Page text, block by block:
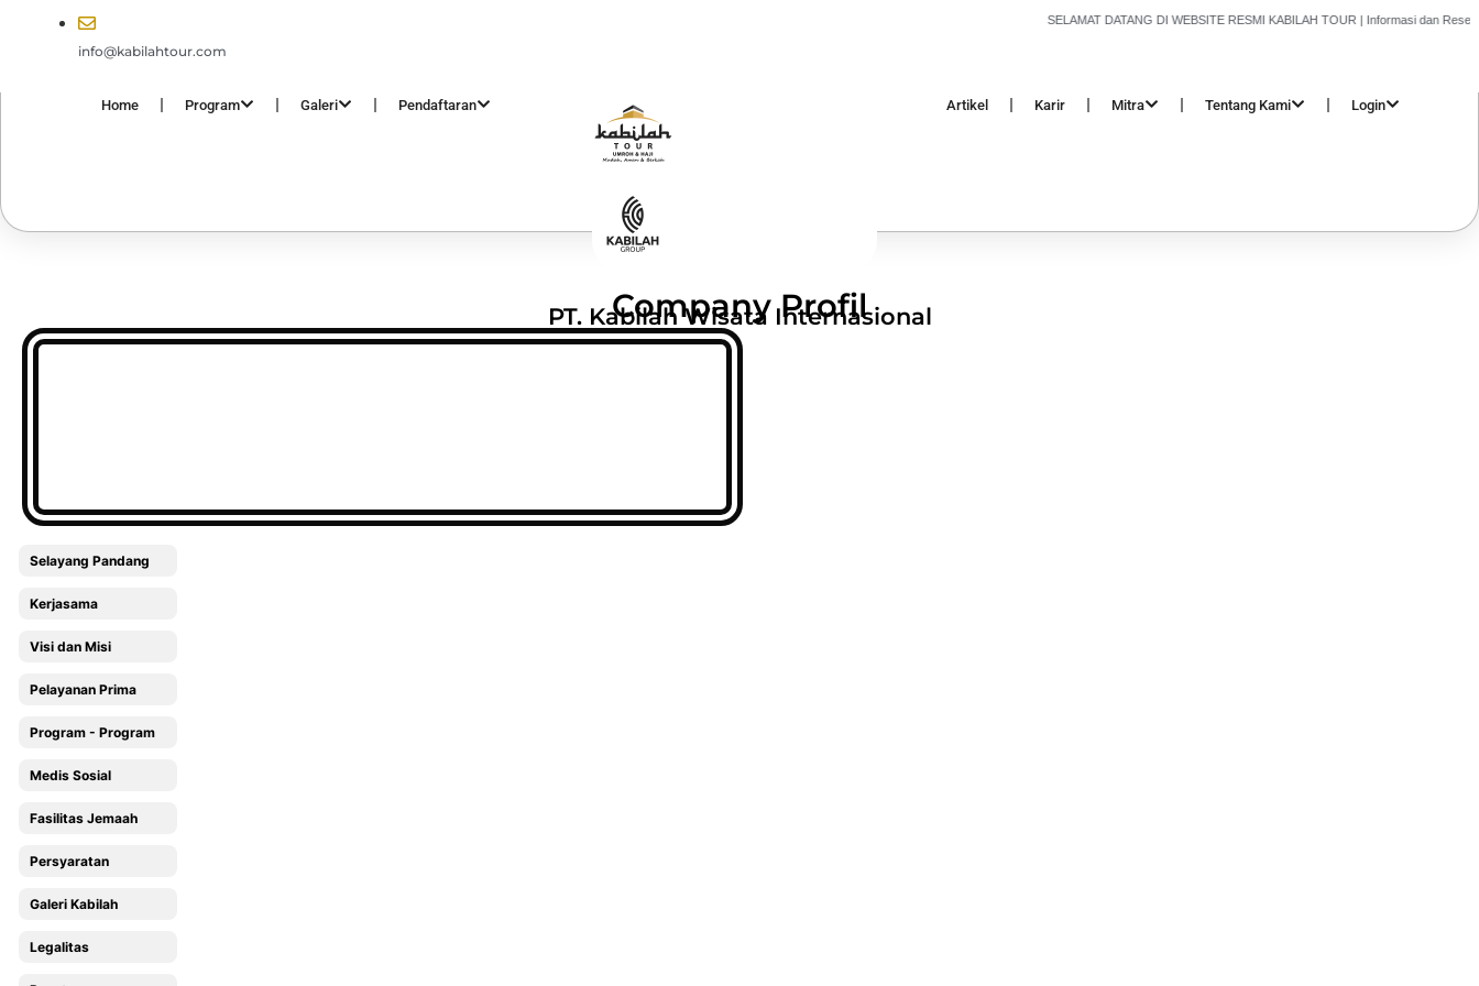
info@kabilahtour.com
SELAMAT DATANG DI WEBSITE RESMI KABILAH TOUR | Informasi dan
Home Program Galeri Pendaftaran Artikel Karir Mitra Tentang Kami Login
Company Profil
PT. Kabilah Wisata Internasional
Selayang Pandang
Kerjasama
Visi dan Misi
Pelayanan Prima
Program - Program
Medis Sosial
Fasilitas Jemaah
Persyaratan
Galeri Kabilah
Legalitas